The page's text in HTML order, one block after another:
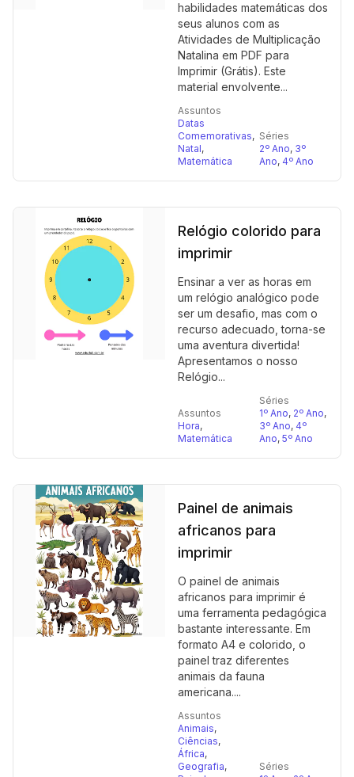
habilidades matemáticas dos
seus alunos com as
Atividades de Multiplicação
Natalina em PDF para
Imprimir (Grátis). Este
material envolvente...
Assuntos
Datas
Comemorativas,
Natal,
Matemática
Séries
2º Ano, 3º
Ano, 4º Ano
Relógio colorido para
imprimir
Ensinar a ver as horas em
um relógio analógico pode
ser um desafio, mas com o
recurso adecuado, torna-se
uma aventura divertida!
Apresentamos o nosso
Relógio...
Assuntos
Hora,
Matemática
Séries
1º Ano, 2º Ano,
3º Ano, 4º
Ano, 5º Ano
Painel de animais
africanos para
imprimir
O painel de animais
africanos para imprimir é
uma ferramenta pedagógica
bastante interessante. Em
formato A4 e colorido, o
painel traz diferentes
animais da fauna
americana....
Assuntos
Animais,
Ciências,
África,
Geografia,
Séries